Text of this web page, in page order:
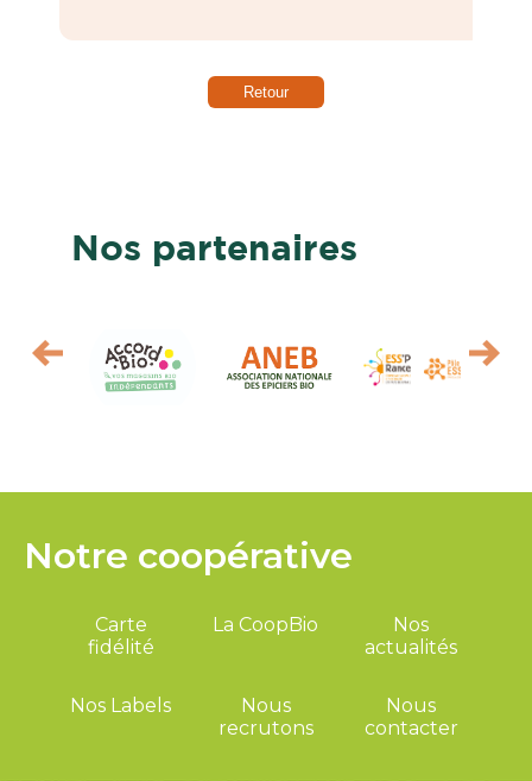
Retour
Nos partenaires
Notre coopérative
Carte
fidélité
La CoopBio
Nos
actualités
Nos Labels
Nous
recrutons
Nous
contacter